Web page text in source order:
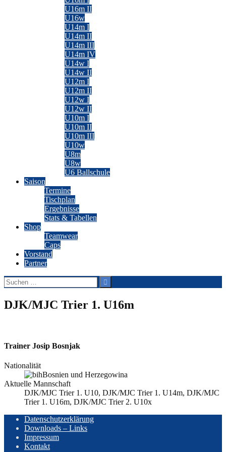
U16m II
U16w
U14m I
U14m II
U14m III
U14m IV
U14w I
U14w II
U12m I
U12m II
U12w I
U12w II
U10m I
U10m II
U10m III
U10w
U8m
U8w
U6 Ballschule
Saison
Termine
Tischplan
Ergebnisse
Stats & Tabellen
Shop
Teamwear
Caps
Vorstand
Partner
Suchen
nach:
DJK/MJC Trier 1. U16m
Trainer Josip Bosnjak
Nationalität
Bosnien und Herzegowina
Aktuelle Mannschaft
DJK/MJC Trier 1. U10, DJK/MJC Trier 1. U14m, DJK/MJC
Trier 1. U16m, DJK/MJC Trier 2. U10x
Datenschutzerklärung
Downloads – Links
Impressum
Kontakt